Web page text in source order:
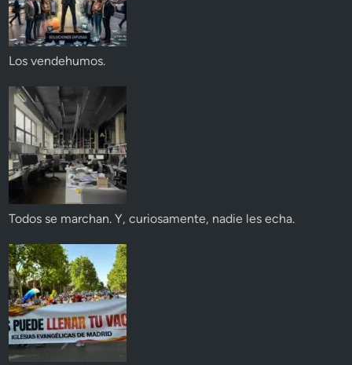
Los vendehumos.
Todos se marchan. Y, curiosamente, nadie les echa.